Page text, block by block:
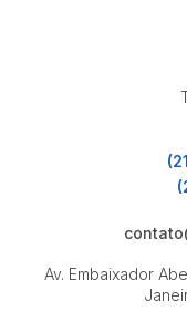
Av. Embaixador